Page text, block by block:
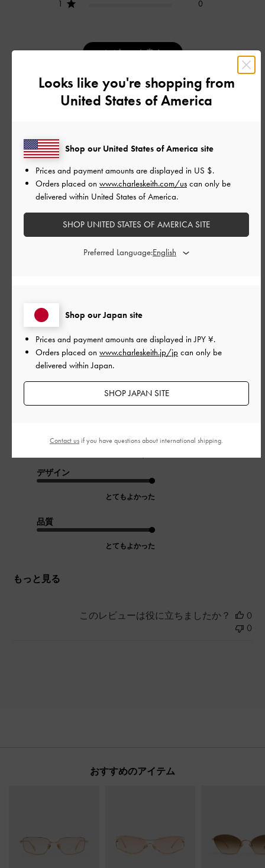
1 0
レビューを書く
デザイン
品質
とてもよかった
ご利用者様
とにかく可愛い！
シルバーのフレームが顔に馴染む
フレームのリボンとキラキラが最高に可愛い！
デザイン
とてもよかった
品質
とてもよかった
もっと見る
このレビューは役に立ちましたか？
0
0
おすすめのアイテム
Looks like you're shopping from
United States of America
Shop our Japan site
Prices and payment amounts are displayed inJPY ¥.
Orders placed on www.charleskeith.jp/jp can only be
delivered within Japan.
SHOP JAPAN SITE
Shop our United States of America site
Prices and payment amounts are displayed in US $.
Orders placed on www.charleskeith.com/us can only be
delivered within United States of America.
SHOP UNITED STATES OF AMERICA SITE
Preferred Language:
Contact usif you have questions about international shipping.